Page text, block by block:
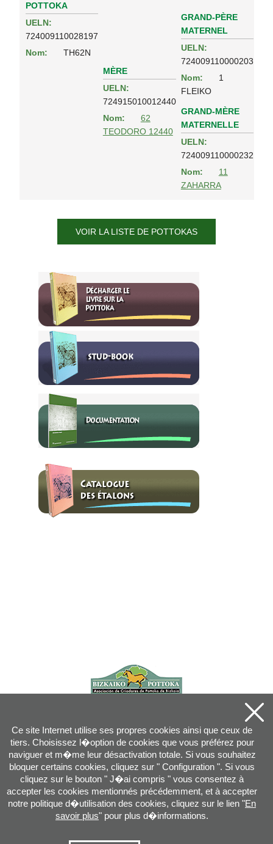
POTTOKA
UELN:
724009110028197
Nom:
TH62N
MÈRE
UELN:
724915010012440
Nom:
62
TEODORO 12440
GRAND-PÈRE
MATERNEL
UELN:
724009110000203
Nom:
1
FLEIKO
GRAND-MÈRE
MATERNELLE
UELN:
724009110000232
Nom:
11
ZAHARRA
VOIR LA LISTE DE POTTOKAS
info@pottoka.info
Ce site Internet utilise ses propres cookies ainsi que ceux de
tiers. Choisissez l�option de cookies que vous préférez pour
naviguer et m�me leur désactivation totale. Si vous souhaitez
bloquer certains cookies, cliquez sur " Configuration ". Si vous
cliquez sur le bouton " J�ai compris " vous consentez à
accepter les cookies mentionnés précédemment, et à accepter
notre politique d�utilisation des cookies, cliquez sur le lien "En
savoir plus" pour plus d�informations.